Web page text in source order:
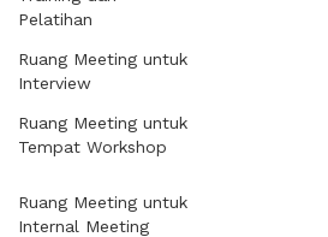
Pelatihan
Ruang Meeting untuk
Interview
Ruang Meeting untuk
Tempat Workshop
Ruang Meeting untuk
Internal Meeting